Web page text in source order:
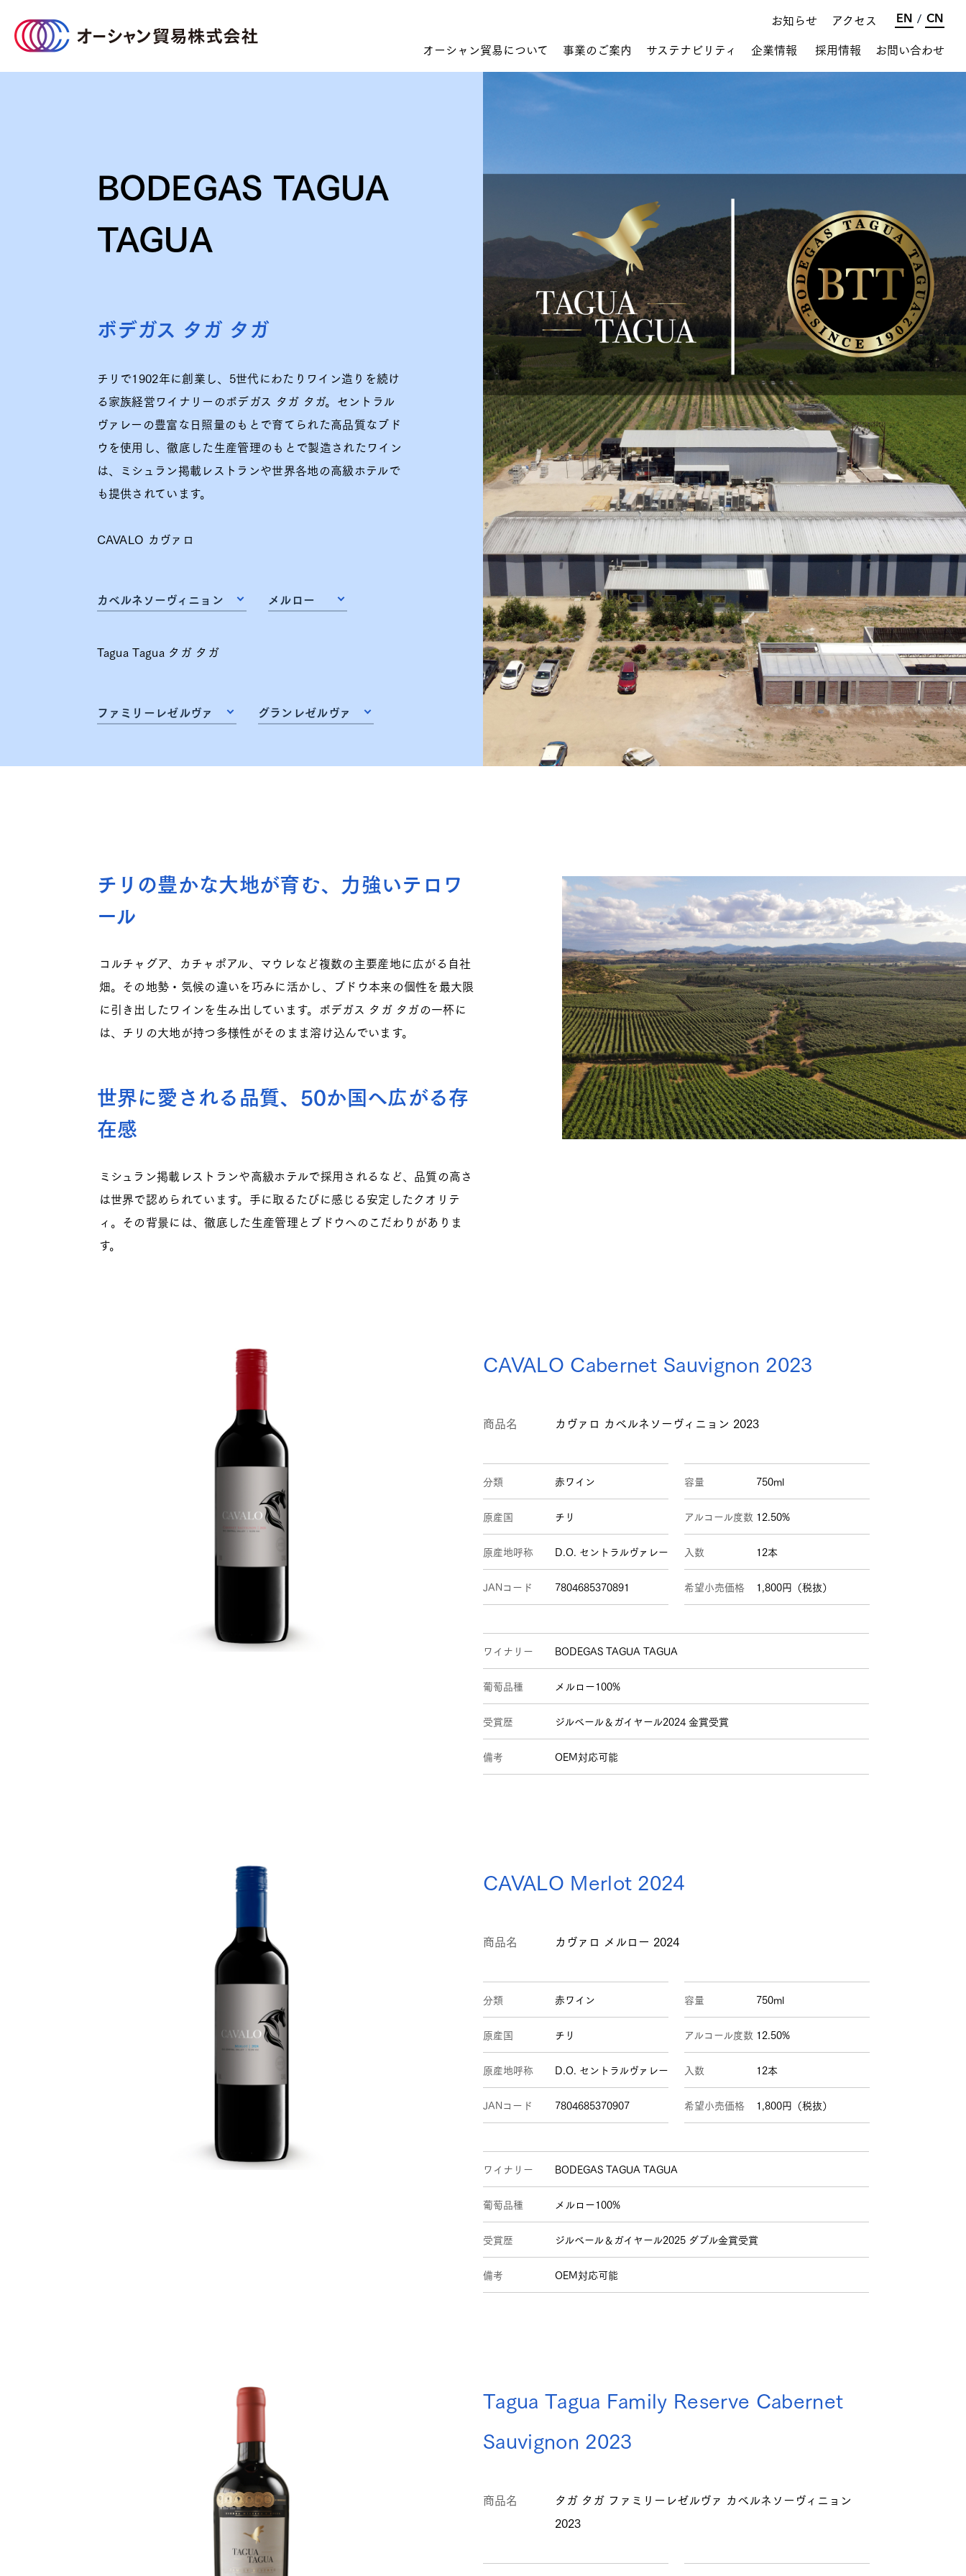
お知らせ アクセス EN / CN
オーシャン貿易について
オーシャン貿易について 食品輸出事業
事業のご案内
生花 海外生産・輸入
果樹栽培関連
サステナビリティ
環境のために SDGs
社会貢献 社員と共に
企業情報
トップのメッセージ 経営理念 会社概要 沿革
組織図 ロゴについて お知らせ
採用情報 お問い合わせ
BODEGAS TAGUA
TAGUA
ボデガス タガ タガ
チリで1902年に創業し、5世代にわたりワイン造りを続け
る家族経営ワイナリーのボデガス タガ タガ。セントラル
ヴァレーの豊富な日照量のもとで育てられた高品質なブド
ウを使用し、徹底した生産管理のもとで製造されたワイン
は、ミシュラン掲載レストランや世界各地の高級ホテルで
も提供されています。
CAVALO カヴァロ
カベルネソーヴィニョン メルロー
Tagua Tagua タガ タガ
ファミリーレゼルヴァ グランレゼルヴァ
チリの豊かな大地が育む、力強いテロワ
ール
コルチャグア、カチャポアル、マウレなど複数の主要産地に広がる自社
畑。その地勢・気候の違いを巧みに活かし、ブドウ本来の個性を最大限
に引き出したワインを生み出しています。ボデガス タガ タガの一杯に
は、チリの大地が持つ多様性がそのまま溶け込んでいます。
世界に愛される品質、50か国へ広がる存
在感
ミシュラン掲載レストランや高級ホテルで採用されるなど、品質の高さ
は世界で認められています。手に取るたびに感じる安定したクオリテ
ィ。その背景には、徹底した生産管理とブドウへのこだわりがありま
す。
CAVALO Cabernet Sauvignon 2023
商品名 カヴァロ カベルネソーヴィニョン 2023
分類 赤ワイン
原産国 チリ
原産地呼称 D.O. セントラルヴァレー
JANコード 7804685370891
容量 750ml
アルコール度数 12.50%
入数 12本
希望小売価格 1,800円（税抜）
ワイナリー BODEGAS TAGUA TAGUA
葡萄品種 メルロー100%
受賞歴 ジルベール＆ガイヤール2024 金賞受賞
備考 OEM対応可能
CAVALO Merlot 2024
商品名 カヴァロ メルロー 2024
分類 赤ワイン
原産国 チリ
原産地呼称 D.O. セントラルヴァレー
JANコード 7804685370907
容量 750ml
アルコール度数 12.50%
入数 12本
希望小売価格 1,800円（税抜）
ワイナリー BODEGAS TAGUA TAGUA
葡萄品種 メルロー100%
受賞歴 ジルベール＆ガイヤール2025 ダブル金賞受賞
備考 OEM対応可能
Tagua Tagua Family Reserve Cabernet
Sauvignon 2023
商品名
タガ タガ ファミリーレゼルヴァ カベルネソーヴィニョン
2023